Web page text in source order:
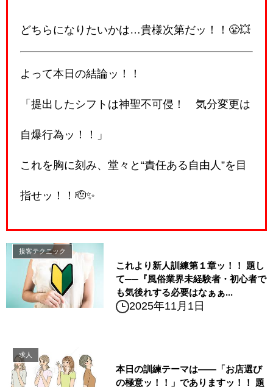
どちらになりたいかは…貴様次第だッ！！😤💥
よって本日の結論ッ！！
「提出したシフトは神聖不可侵！ 気分変更は
自爆行為ッ！！」
これを胸に刻み、堂々と“責任ある自由人”を目
指せッ！！🫡✨
接客テクニック
これより新人訓練第１章ッ！！ 題し
て──『風俗業界未経験者・初心者で
も気後れする必要はなぁぁ...
2025年11月1日
求人
本日の訓練テーマは――「お店選び
の極意ッ！！」でありますッ！！ 題